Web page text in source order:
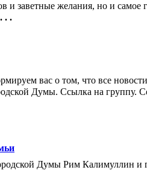
и заветные желания, но и самое
. . .
вас о том, что все
Думы. Ссылка на
Думы Рим Калимуллин